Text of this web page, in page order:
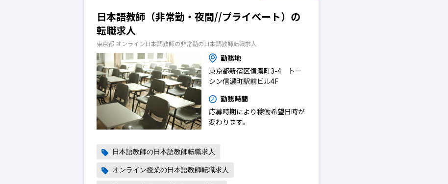
日本語教師（非常勤・夜間//プライベート）の
転職求人
東京都 オンライン日本語教師の非常勤の日本語教師転職求人
勤務地
東京都新宿区信濃町3-4 トー
シン信濃町駅前ビル4F
勤務時間
応募時期により稼働希望日時が
変わります。
日本語教師の日本語教師転職求人
オンライン授業の日本語教師転職求人